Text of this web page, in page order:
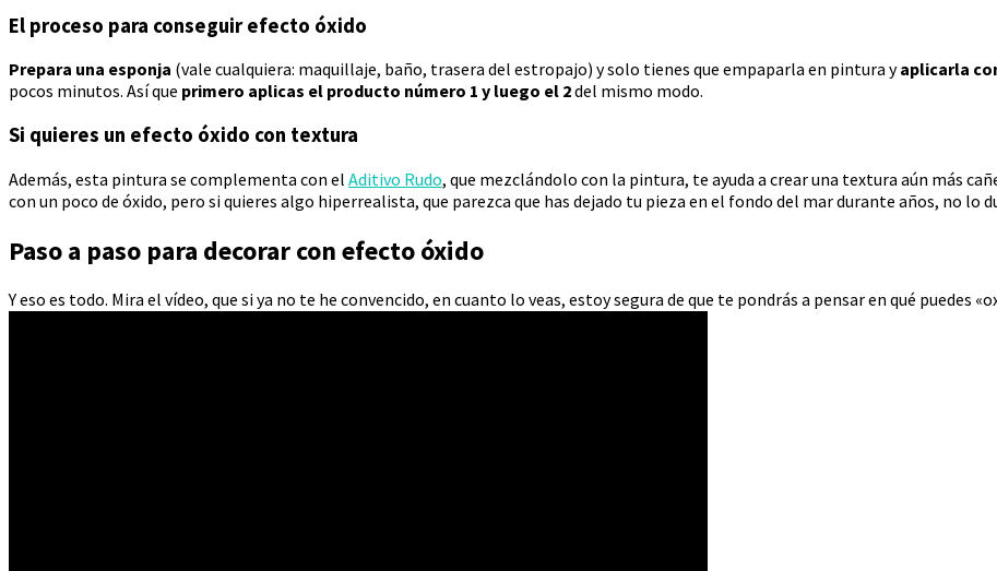
El proceso para conseguir efecto óxido
Prepara una esponja (vale cualquiera: maquillaje, baño, trasera del estropajo) y solo tienes que empaparla en pintura yaplicarla
pocos minutos. Así que primero aplicas el producto número 1 y luego el 2del mismo modo.
Si quieres un efecto óxido con textura
Además, esta pintura se complementa con el Aditivo Rudo, que mezclándolo con la pintura, te ayuda a crear una textura aún más
con un poco de óxido, pero si quieres algo hiperrealista, que parezca que has dejado tu pieza en el fondo del mar durante años, no lo
Paso a paso para decorar con efecto óxido
Y eso es todo. Mira el vídeo, que si ya no te he convencido, en cuanto lo veas, estoy segura de que te pondrás a pensar en qué puedes